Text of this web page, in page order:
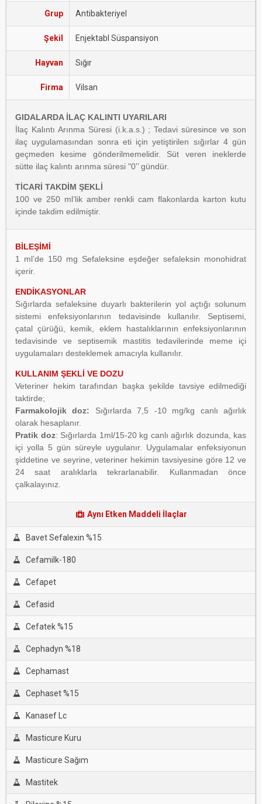
Grup Antibakteriyel
Şekil Enjektabl Süspansiyon
Hayvan Sığır
Firma Vilsan
GIDALARDA İLAÇ KALINTI UYARILARI
İlaç Kalıntı Arınma Süresi (i.k.a.s.) ; Tedavi süresince ve son
ilaç uygulamasından sonra eti için yetiştirilen sığırlar 4 gün
geçmeden kesime gönderilmemelidir. Süt veren ineklerde
sütte ilaç kalıntı arınma süresi "0’’ gündür.
TİCARİ TAKDİM ŞEKLİ
100 ve 250 ml’lik amber renkli cam flakonlarda karton kutu
içinde takdim edilmiştir.
BİLEŞİMİ
1 ml’de 150 mg Sefaleksine eşdeğer sefaleksin monohidrat
içerir.
ENDİKASYONLAR
Sığırlarda sefaleksine duyarlı bakterilerin yol açtığı solunum
sistemi enfeksiyonlarının tedavisinde kullanılır. Septisemi,
çatal çürüğü, kemik, eklem hastalıklarının enfeksiyonlarının
tedavisinde ve septisemik mastitis tedavilerinde meme içi
uygulamaları desteklemek amacıyla kullanılır.
KULLANIM ŞEKLİ VE DOZU
Veteriner hekim tarafından başka şekilde tavsiye edilmediği
taktirde;
Farmakolojik doz: Sığırlarda 7,5 -10 mg/kg canlı ağırlık
olarak hesaplanır.
Pratik doz: Sığırlarda 1ml/15-20 kg canlı ağırlık dozunda, kas
içi yolla 5 gün süreyle uygulanır. Uygulamalar enfeksiyonun
şiddetine ve seyrine, veteriner hekimin tavsiyesine göre 12 ve
24 saat aralıklarla tekrarlanabilir. Kullanmadan önce
çalkalayınız.
Aynı Etken Maddeli İlaçlar
Bavet Sefalexin %15
Cefamilk-180
Cefapet
Cefasid
Cefatek %15
Cephadyn %18
Cephamast
Cephaset %15
Kanasef Lc
Masticure Kuru
Masticure Sağım
Mastitek